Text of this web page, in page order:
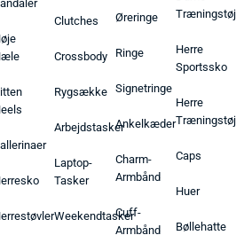
Clutches
Crossbody
Rygsække
Arbejdstasker
Laptop-
Tasker
Weekendtasker
Øreringe
Ringe
Signetringe
Ankelkæder
Charm-
Armbånd
Cuff-
Armbånd
Træningstøj
Herre
Sportssko
Herre
Træningstøj
Caps
Huer
Bøllehatte